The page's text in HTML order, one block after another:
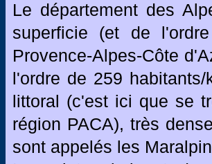
Le département des
superficie (et de
Provence-Alpes-Côte
l'ordre de 259
littoral (c'est ici que se
région PACA), très
sont appelés les